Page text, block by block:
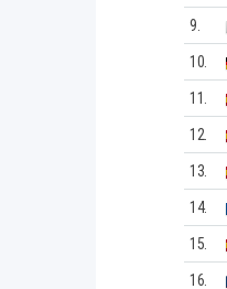
9.
10.
11.
12.
13.
14.
15.
16.